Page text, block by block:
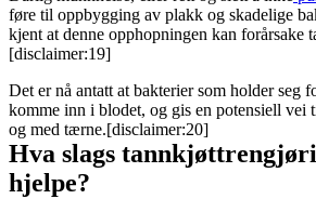
føre til oppbygging av plakk og skadelige
kjent at denne opphopningen kan forårsake
[disclaimer:19]
Det er nå antatt at bakterier som holder seg
komme inn i blodet, og gis en potensiell vei
og med tærne.[disclaimer:20]
Hva slags
hjelpe?